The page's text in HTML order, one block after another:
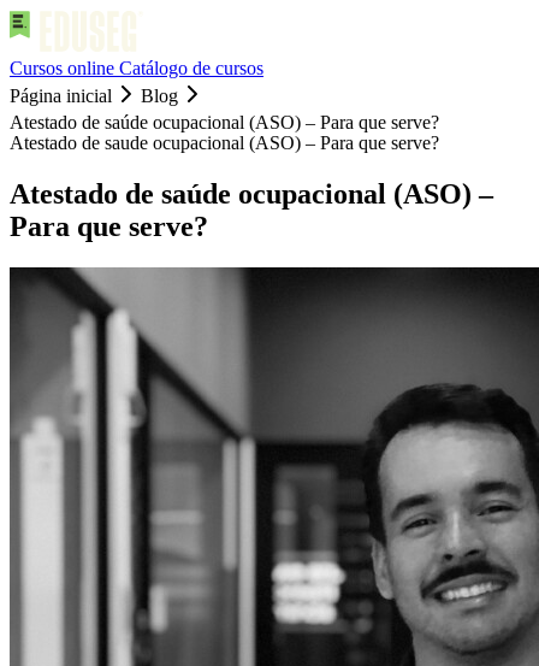
Cursos online Catálogo de cursos
Página inicial
Blog
Atestado de saúde ocupacional (ASO) – Para que serve?
Atestado de saude ocupacional (ASO) – Para que serve?
Atestado de saúde ocupacional (ASO) –
Para que serve?